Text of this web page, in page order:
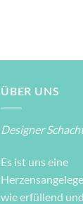
ÜBER UNS
Designer
Es ist uns eine
wie erfüllend